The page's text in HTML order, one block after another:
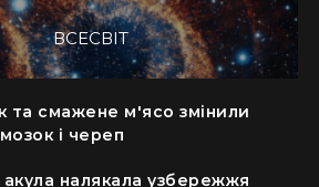
ВСЕСВІТ
та смажене м'ясо змінили
і череп
акула налякала узбережжя